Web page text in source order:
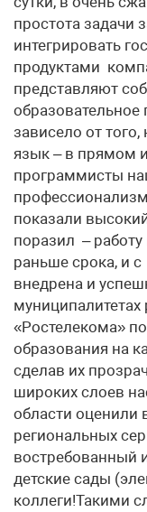
простота задачи
интегрировать
продуктами
представляют
образовательное
зависело от
язык – в прямом
программисты
показали
поразил –
раньше срока, и
внедрена и
«Ростелекома»
образования на
сделав их
широких слоев
области оценили
региональных
востребованный
детские сады
коллеги!Такими